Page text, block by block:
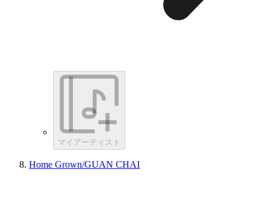
マイアーティスト
Home Grown/GUAN CHAI